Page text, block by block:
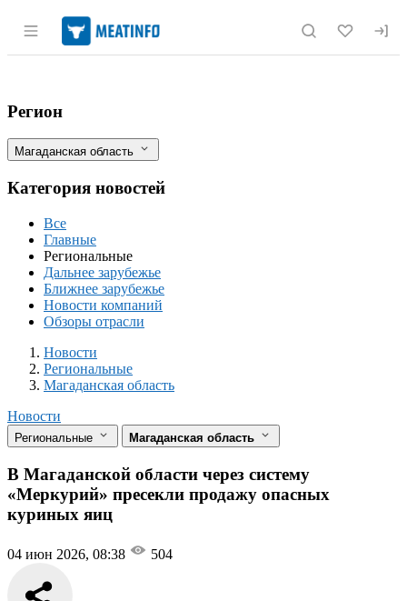
Раздел навигации по сайту
В Магаданской области через
Фильтры
Регион
Магаданская область
Категория новостей
Все
Главные
Региональные
Дальнее зарубежье
Ближнее зарубежье
Новости компаний
Обзоры отрасли
Новости
Разделы
Новости
Региональные
Магаданская область
Новости
Региональные Магаданская область
В Магаданской области через систему
«Меркурий» пресекли продажу опасных
куриных яиц
04 июн 2026, 08:38 504